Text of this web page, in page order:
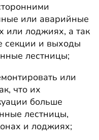
или аварийные
или лоджиях, а так
и выходы
лестницы;
или
что их
больше
лестницы,
и лоджиях;